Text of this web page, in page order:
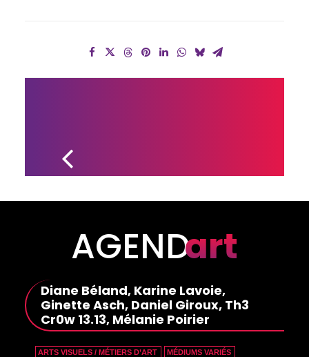
2020-
AGENDart
Diane Béland, Karine Lavoie,
Ginette Asch, Daniel Giroux, Th3
Cr0w 13.13, Mélanie Poirier
ARTS VISUELS / MÉTIERS D’ART MÉDIUMS VARIÉS